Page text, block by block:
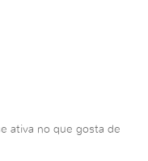
ativa no que gosta de